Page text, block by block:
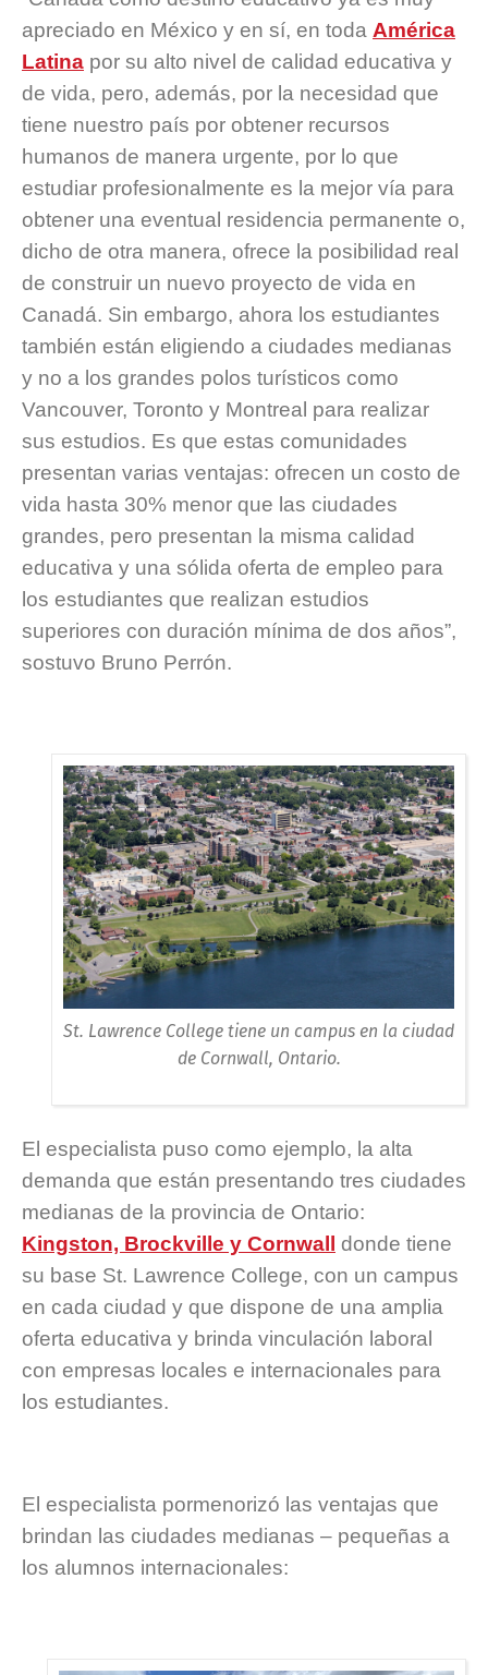
apreciado en México y en sí, en toda América
Latina por su alto nivel de calidad educativa y
de vida, pero, además, por la necesidad que
tiene nuestro país por obtener recursos
humanos de manera urgente, por lo que
estudiar profesionalmente es la mejor vía para
obtener una eventual residencia permanente o,
dicho de otra manera, ofrece la posibilidad real
de construir un nuevo proyecto de vida en
Canadá. Sin embargo, ahora los estudiantes
también están eligiendo a ciudades medianas
y no a los grandes polos turísticos como
Vancouver, Toronto y Montreal para realizar
sus estudios. Es que estas comunidades
presentan varias ventajas: ofrecen un costo de
vida hasta 30% menor que las ciudades
grandes, pero presentan la misma calidad
educativa y una sólida oferta de empleo para
los estudiantes que realizan estudios
superiores con duración mínima de dos años”,
sostuvo Bruno Perrón.
St. Lawrence College tiene un campus en la ciudad
de Cornwall, Ontario.
El especialista puso como ejemplo, la alta
demanda que están presentando tres ciudades
medianas de la provincia de Ontario:
Kingston, Brockville y Cornwall
donde tiene
su base St. Lawrence College, con un campus
en cada ciudad y que dispone de una amplia
oferta educativa y brinda vinculación laboral
con empresas locales e internacionales para
los estudiantes.
El especialista pormenorizó las ventajas que
brindan las ciudades medianas – pequeñas a
los alumnos internacionales: